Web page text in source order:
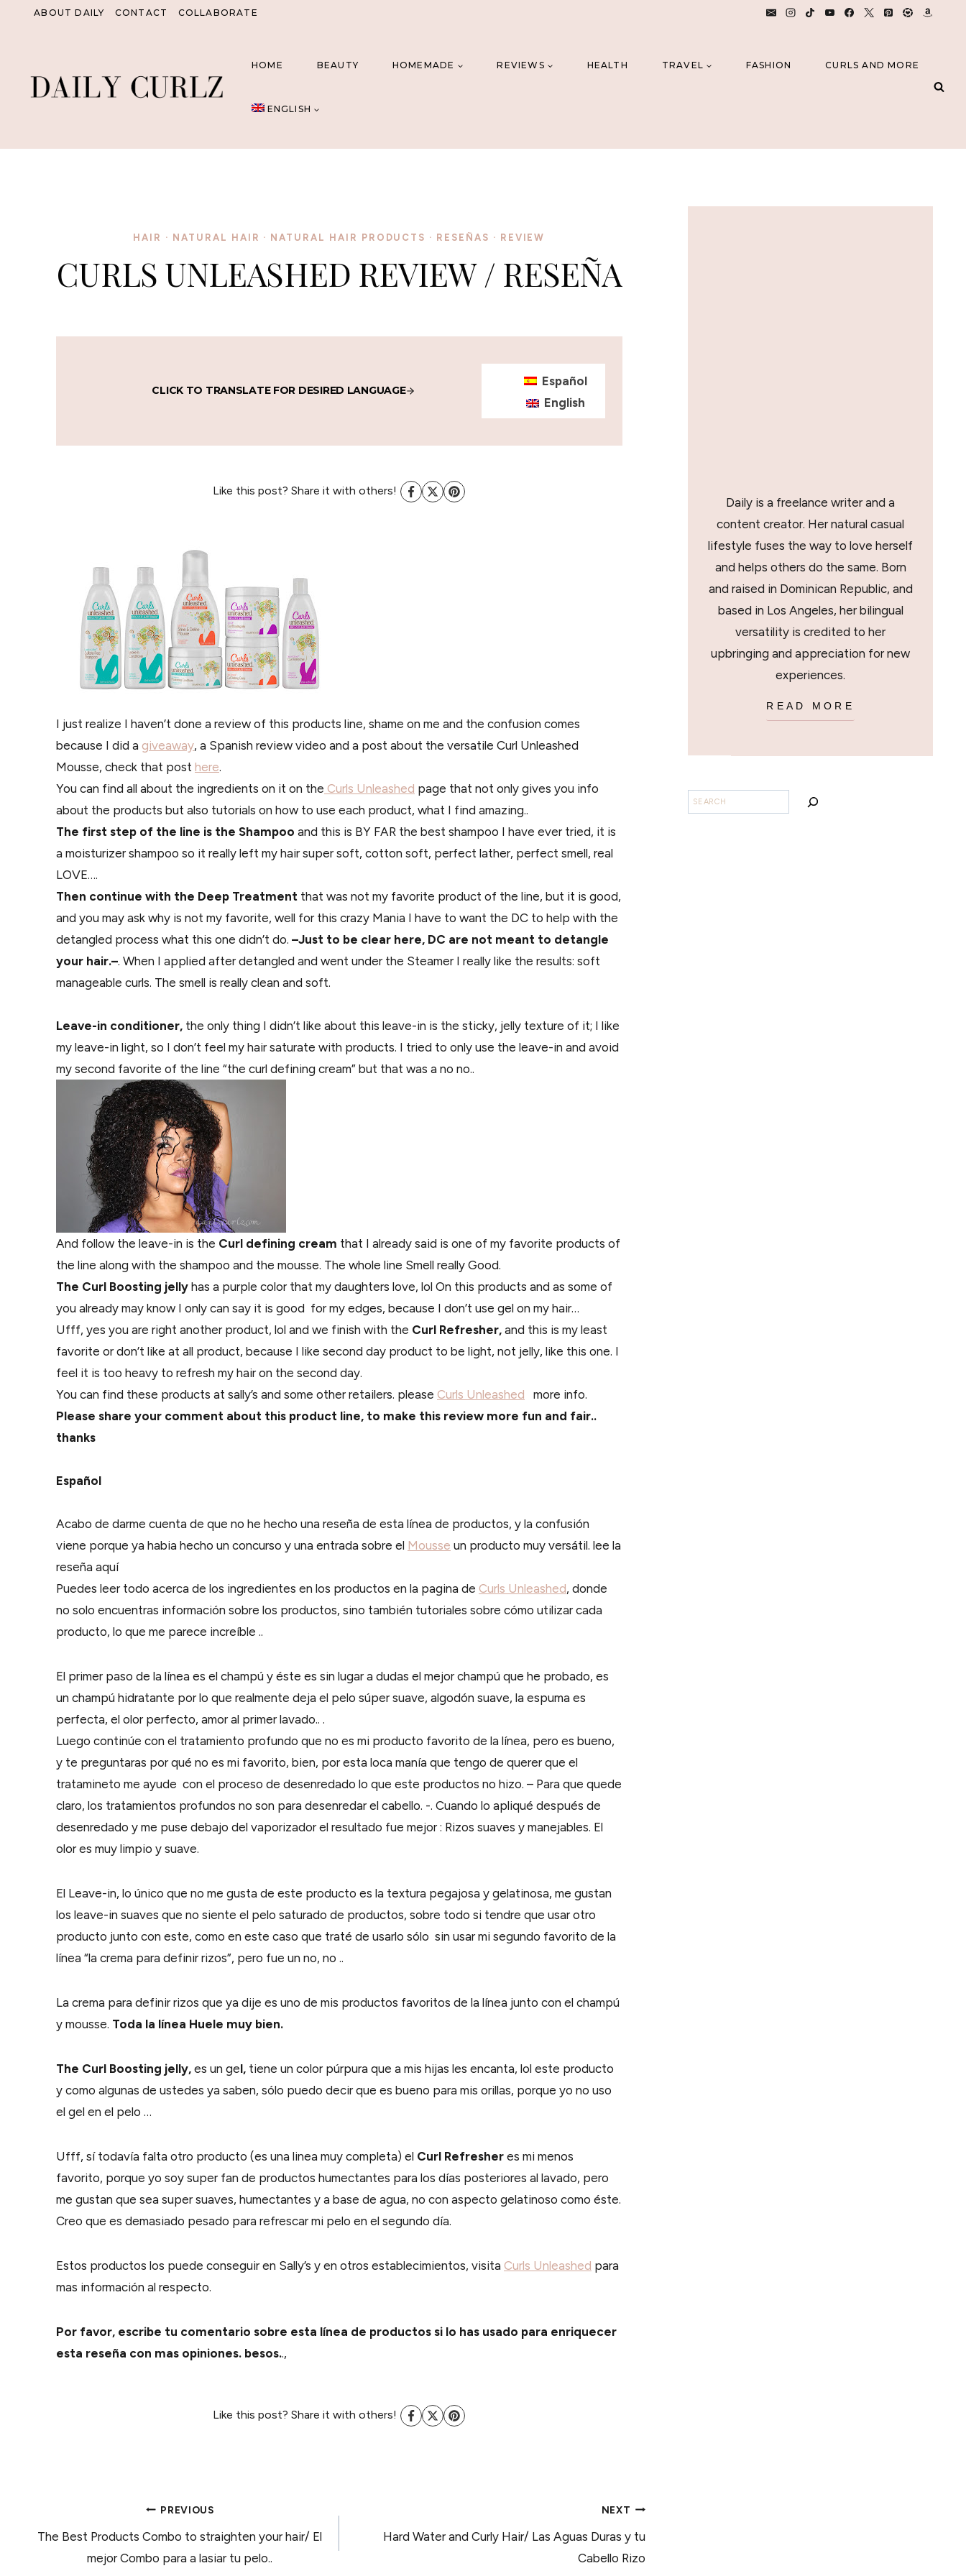
ABOUT DAILY CONTACT COLLABORATE
HOME BEAUTY HOMEMADE REVIEWS HEALTH TRAVEL FASHION CURLS AND MORE
ENGLISH
HAIR · NATURAL HAIR · NATURAL HAIR PRODUCTS · RESEÑAS · REVIEW
CURLS UNLEASHED REVIEW / RESEÑA
CLICK TO TRANSLATE FOR DESIRED LANGUAGE
Español
English
Like this post? Share it with others!
I just realize I haven’t done a review of this products line, shame on me and the confusion comes
because I did a giveaway, a Spanish review video and a post about the versatile Curl Unleashed
Mousse, check that post here.
You can find all about the ingredients on it on the Curls Unleashed page that not only gives you info
about the products but also tutorials on how to use each product, what I find amazing..
The first step of the line is the Shampoo and this is BY FAR the best shampoo I have ever tried, it is
a moisturizer shampoo so it really left my hair super soft, cotton soft, perfect lather, perfect smell, real
LOVE….
Then continue with the Deep Treatment that was not my favorite product of the line, but it is good,
and you may ask why is not my favorite, well for this crazy Mania I have to want the DC to help with the
detangled process what this one didn’t do. –Just to be clear here, DC are not meant to detangle
your hair.–. When I applied after detangled and went under the Steamer I really like the results: soft
manageable curls. The smell is really clean and soft.
Leave-in conditioner, the only thing I didn’t like about this leave-in is the sticky, jelly texture of it; I like
my leave-in light, so I don’t feel my hair saturate with products. I tried to only use the leave-in and avoid
my second favorite of the line “the curl defining cream” but that was a no no..
And follow the leave-in is the Curl defining cream that I already said is one of my favorite products of
the line along with the shampoo and the mousse. The whole line Smell really Good.
The Curl Boosting jelly has a purple color that my daughters love, lol On this products and as some of
you already may know I only can say it is good for my edges, because I don’t use gel on my hair…
Ufff, yes you are right another product, lol and we finish with the Curl Refresher, and this is my least
favorite or don’t like at all product, because I like second day product to be light, not jelly, like this one. I
feel it is too heavy to refresh my hair on the second day.
You can find these products at sally’s and some other retailers. please Curls Unleashed more info.
Please share your comment about this product line, to make this review more fun and fair..
thanks
Español
Acabo de darme cuenta de que no he hecho una reseña de esta línea de productos, y la confusión
viene porque ya habia hecho un concurso y una entrada sobre el Mousse un producto muy versátil. lee la
reseña aquí
Puedes leer todo acerca de los ingredientes en los productos en la pagina de Curls Unleashed, donde
no solo encuentras información sobre los productos, sino también tutoriales sobre cómo utilizar cada
producto, lo que me parece increíble ..
El primer paso de la línea es el champú y éste es sin lugar a dudas el mejor champú que he probado, es
un champú hidratante por lo que realmente deja el pelo súper suave, algodón suave, la espuma es
perfecta, el olor perfecto, amor al primer lavado.. .
Luego continúe con el tratamiento profundo que no es mi producto favorito de la línea, pero es bueno,
y te preguntaras por qué no es mi favorito, bien, por esta loca manía que tengo de querer que el
tratamineto me ayude con el proceso de desenredado lo que este productos no hizo. – Para que quede
claro, los tratamientos profundos no son para desenredar el cabello. -. Cuando lo apliqué después de
desenredado y me puse debajo del vaporizador el resultado fue mejor : Rizos suaves y manejables. El
olor es muy limpio y suave.
El Leave-in, lo único que no me gusta de este producto es la textura pegajosa y gelatinosa, me gustan
los leave-in suaves que no siente el pelo saturado de productos, sobre todo si tendre que usar otro
producto junto con este, como en este caso que traté de usarlo sólo sin usar mi segundo favorito de la
línea “la crema para definir rizos”, pero fue un no, no ..
La crema para definir rizos que ya dije es uno de mis productos favoritos de la línea junto con el champú
y mousse. Toda la línea Huele muy bien.
The Curl Boosting jelly, es un gel, tiene un color púrpura que a mis hijas les encanta, lol este producto
y como algunas de ustedes ya saben, sólo puedo decir que es bueno para mis orillas, porque yo no uso
el gel en el pelo …
Ufff, sí todavía falta otro producto (es una linea muy completa) el Curl Refresher es mi menos
favorito, porque yo soy super fan de productos humectantes para los días posteriores al lavado, pero
me gustan que sea super suaves, humectantes y a base de agua, no con aspecto gelatinoso como éste.
Creo que es demasiado pesado para refrescar mi pelo en el segundo día.
Estos productos los puede conseguir en Sally’s y en otros establecimientos, visita Curls Unleashed para
mas información al respecto.
Por favor, escribe tu comentario sobre esta línea de productos si lo has usado para enriquecer
esta reseña con mas opiniones. besos..,
Like this post? Share it with others!
NAVIGATION
PREVIOUS
The Best Products Combo to straighten your hair/ El
mejor Combo para a lasiar tu pelo..
NEXT
Hard Water and Curly Hair/ Las Aguas Duras y tu
Cabello Rizo
Daily is a freelance writer and a
content creator. Her natural casual
lifestyle fuses the way to love herself
and helps others do the same. Born
and raised in Dominican Republic, and
based in Los Angeles, her bilingual
versatility is credited to her
upbringing and appreciation for new
experiences.
READ MORE